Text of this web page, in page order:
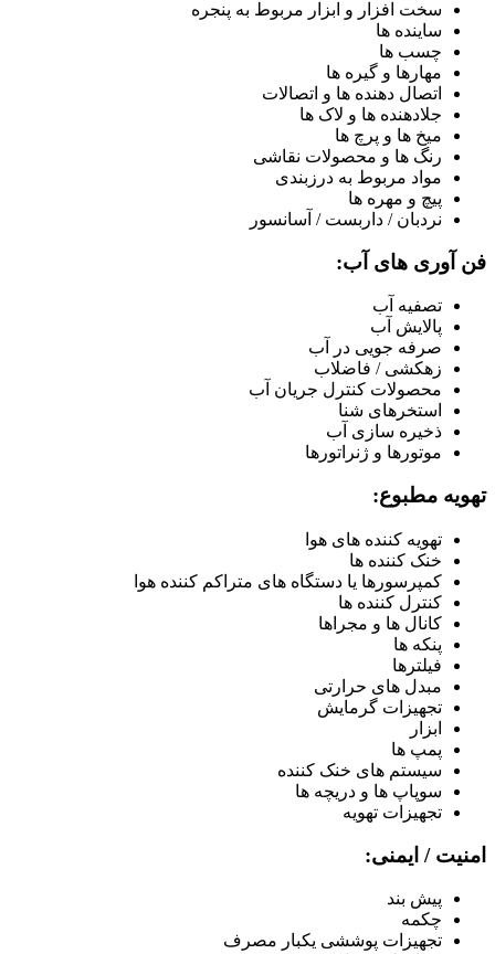
سخت افزار و ابزار مربوط به پنجره
ساینده ها
چسب ها
مهارها و گیره ها
اتصال دهنده ها و اتصالات
جلادهنده ها و لاک ها
میخ ها و پرچ ها
رنگ ها و محصولات نقاشی
مواد مربوط به درزبندی
پیچ و مهره ها
نردبان / داربست / آسانسور
فن آوری های آب:
تصفیه آب
پالایش آب
صرفه جویی در آب
زهکشی / فاضلاب
محصولات کنترل جریان آب
استخرهای شنا
ذخیره سازی آب
موتورها و ژنراتورها
تهویه مطبوع:
تهویه کننده های هوا
خنک کننده ها
کمپرسورها یا دستگاه های متراکم کننده هوا
کنترل کننده ها
کانال ها و مجراها
پنکه ها
فیلترها
مبدل های حرارتی
تجهیزات گرمایش
ابزار
پمپ ها
سیستم های خنک کننده
سوپاپ ها و دریچه ها
تجهیزات تهویه
امنیت / ایمنی:
پیش بند
چکمه
تجهیزات پوششی یکبار مصرف